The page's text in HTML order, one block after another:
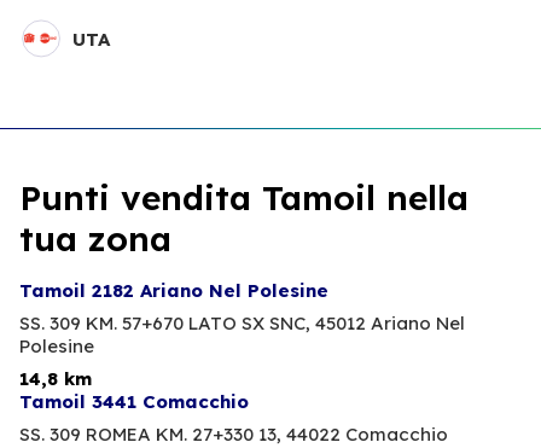
UTA
Punti vendita Tamoil nella
tua zona
Tamoil 2182 Ariano Nel Polesine
SS. 309 KM. 57+670 LATO SX SNC, 45012 Ariano Nel
Polesine
14,8 km
Tamoil 3441 Comacchio
SS. 309 ROMEA KM. 27+330 13, 44022 Comacchio